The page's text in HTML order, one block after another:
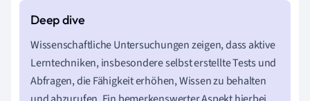
Wissenschaftliche Untersuchungen zeigen, dass aktive
Lerntechniken, insbesondere selbst erstellte Tests und
Abfragen, die Fähigkeit erhöhen, Wissen zu behalten